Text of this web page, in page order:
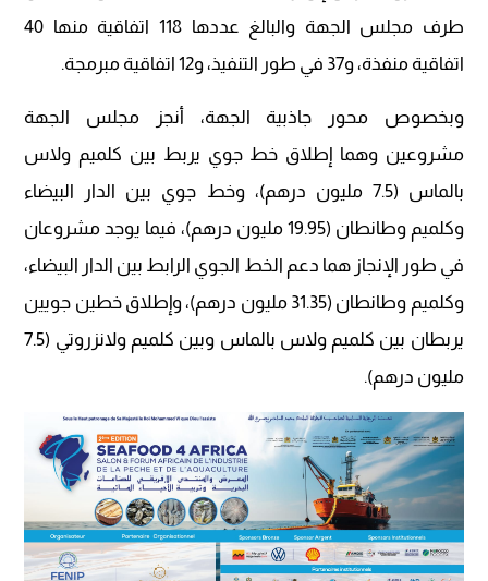
طرف مجلس الجهة والبالغ عددها 118 اتفاقية منها 40
اتفاقية منفذة، و37 في طور التنفيذ، و12 اتفاقية مبرمجة.
وبخصوص محور جاذبية الجهة، أنجز مجلس الجهة
مشروعين وهما إطلاق خط جوي يربط بين كلميم ولاس
بالماس (7.5 مليون درهم)، وخط جوي بين الدار البيضاء
وكلميم وطانطان (19.95 مليون درهم)، فيما يوجد مشروعان
في طور الإنجاز هما دعم الخط الجوي الرابط بين الدار البيضاء،
وكلميم وطانطان (31.35 مليون درهم)، وإطلاق خطين جويين
يربطان بين كلميم ولاس بالماس وبين كلميم ولانزروتي (7.5
مليون درهم).